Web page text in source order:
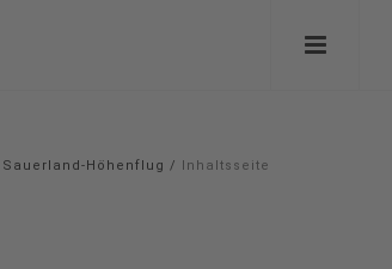
Sauerland-Höhenflug / Inhaltsseite